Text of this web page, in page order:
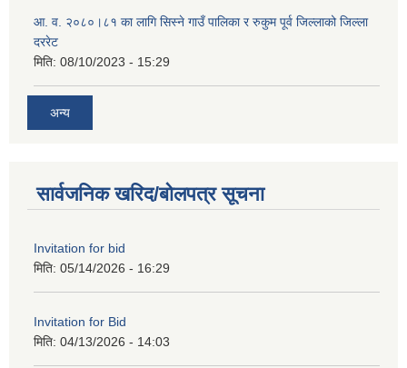
आ. व. २०८०।८१ का लागि सिस्ने गाउँ पालिका र रुकुम पूर्व जिल्लाको जिल्ला
दररेट
मिति: 08/10/2023 - 15:29
अन्य
सार्वजनिक खरिद/बोलपत्र सूचना
Invitation for bid
मिति: 05/14/2026 - 16:29
Invitation for Bid
मिति: 04/13/2026 - 14:03